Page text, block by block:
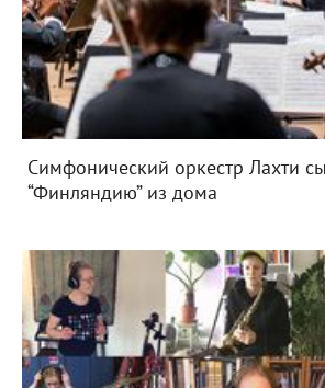
Симфонический оркестр Лахти
“Финляндию” из дома